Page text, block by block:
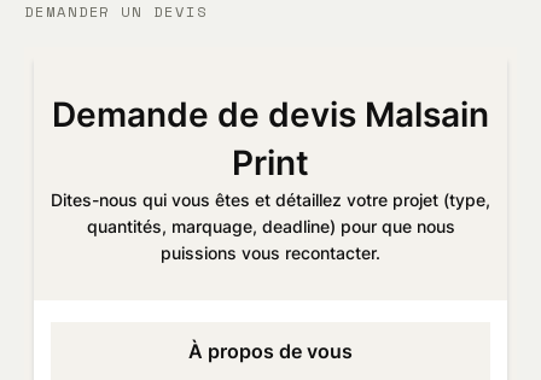
DEMANDER UN DEVIS